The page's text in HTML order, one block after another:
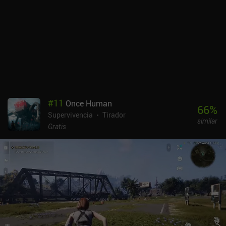
gacha con atuendos que aumentan las estadísticas y un pase de
batalla. Aunque el juego puede completarse sin gastar dinero, los
constantes avisos para comprar microtransacciones pueden
experiencia divertida y llena de acción que sólo se ve lastrada por
su empinada curva de aprendizaje y sus invasivas prácticas de
monetización.
#11 Once Human
Supervivencia
Tirador
Gratis
66%
similar